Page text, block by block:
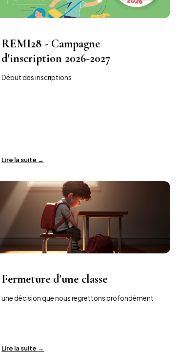
REMI28 - Campagne
d'inscription 2026-2027
Début des inscriptions
Lire la suite →
Fermeture d'une classe
une décision que nous regrettons profondément
Lire la suite →